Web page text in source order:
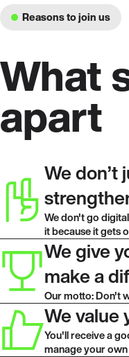
Reasons to join us
What
apart
We don’t
We don't go
it because it gets
We give
make a
Our motto: Don't
We value
You'll receive a
manage your